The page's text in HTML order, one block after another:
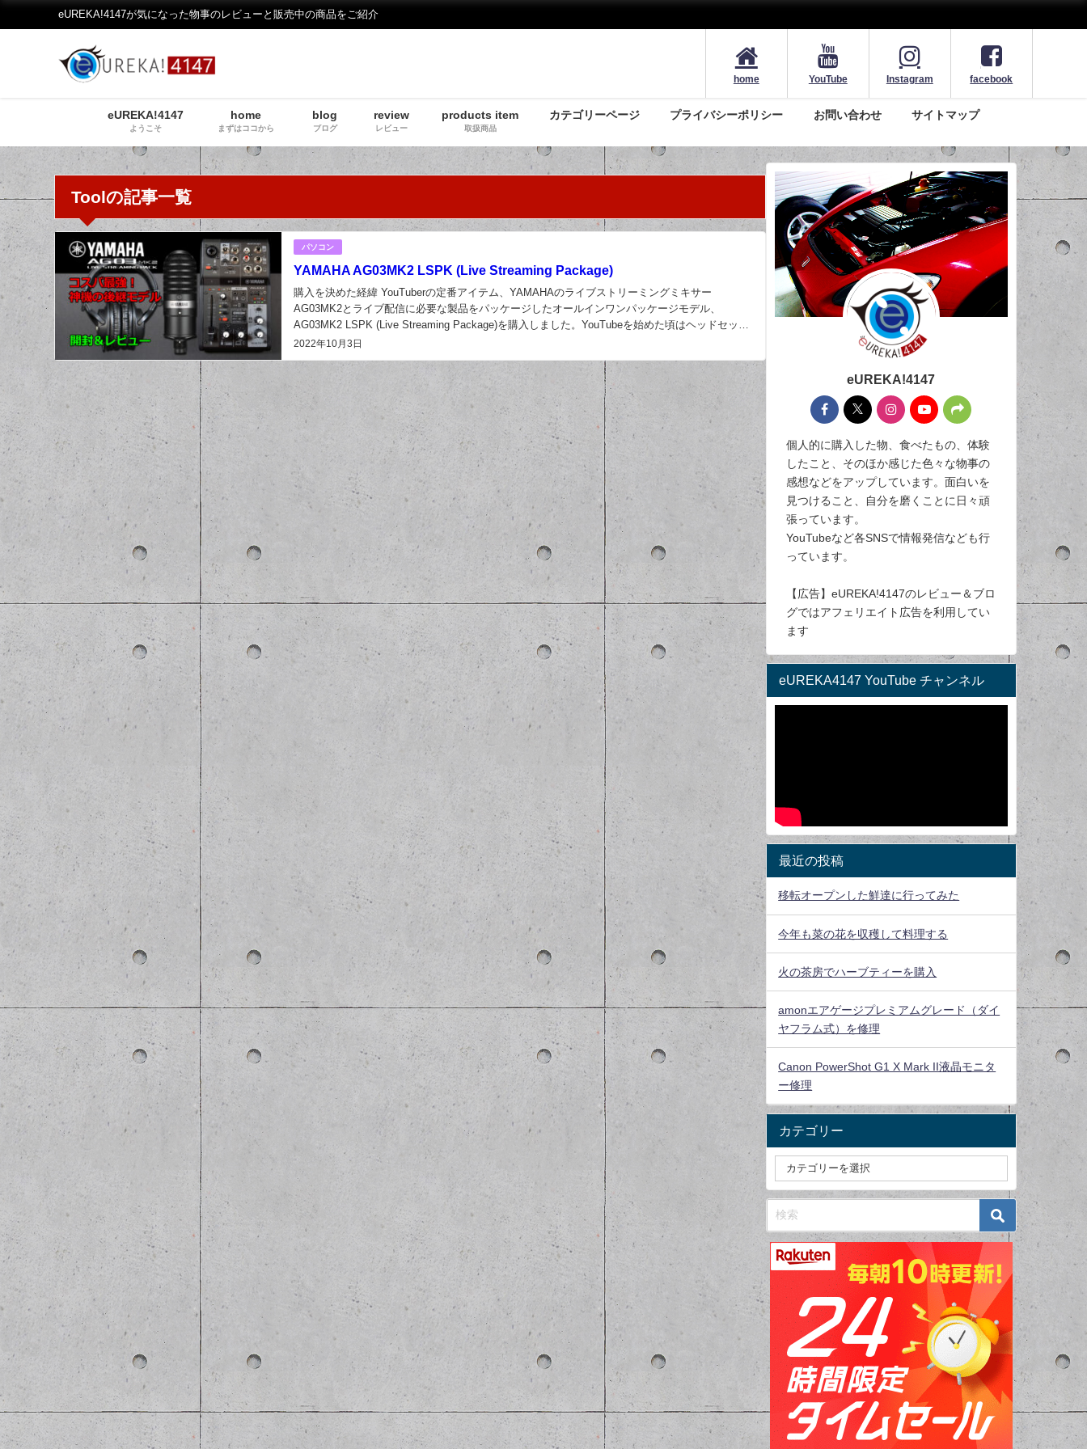
eUREKA!4147が気になった物事のレビューと販売中の商品をご紹介
home YouTube Instagram facebook
eUREKA!4147
ようこそ
home
まずはココから
blog
ブログ
review
レビュー
products item
取扱商品
カテゴリーページ プライバシーポリシー お問い合わせ サイトマップ
Toolの記事一覧
パソコン
YAMAHA AG03MK2 LSPK (Live Streaming Package)
2022年10月3日
購入を決めた経緯 YouTuberの定番アイテム、YAMAHAのライブストリーミングミキサー
AG03MK2とライブ配信に必要な製品をパッケージしたオールインワンパッケージモデル、
AG03MK2 LSPK (Live Streaming Package)を購入しました。YouTubeを始めた頃はヘッドセット
のマイクや昔使...
eUREKA!4147
個人的に購入した物、食べたもの、体験
したこと、そのほか感じた色々な物事の
感想などをアップしています。面白いを
見つけること、自分を磨くことに日々頑
張っています。
YouTubeなど各SNSで情報発信なども行
っています。
【広告】eUREKA!4147のレビュー＆ブロ
グではアフェリエイト広告を利用してい
ます
eUREKA4147 YouTube チャンネル
最近の投稿
移転オープンした鮮達に行ってみた
今年も菜の花を収穫して料理する
火の茶房でハーブティーを購入
amonエアゲージプレミアムグレード（ダイ
ヤフラム式）を修理
Canon PowerShot G1 X Mark II液晶モニタ
ー修理
カテゴリー